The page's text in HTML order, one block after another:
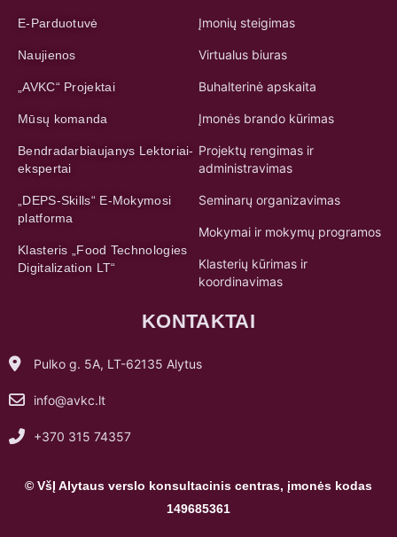
E-Parduotuvė
Naujienos
„AVKC“ Projektai
Mūsų komanda
Bendradarbiaujanys Lektoriai-
ekspertai
„DEPS-Skills“ E-Mokymosi
platforma
Klasteris „Food Technologies
Digitalization LT“
Įmonių steigimas
Virtualus biuras
Buhalterinė apskaita
Įmonės brando kūrimas
Projektų rengimas ir
administravimas
Seminarų organizavimas
Mokymai ir mokymų programos
Klasterių kūrimas ir
koordinavimas
KONTAKTAI
Pulko g. 5A, LT-62135 Alytus
info@avkc.lt
+370 315 74357
© VšĮ Alytaus verslo konsultacinis centras, įmonės kodas
149685361